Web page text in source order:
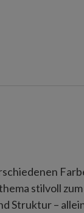
stilvoll
Struktur –